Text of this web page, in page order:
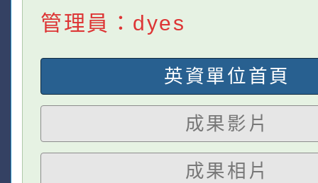
管理員：dyes
英資單位首頁
成果影片
成果相片